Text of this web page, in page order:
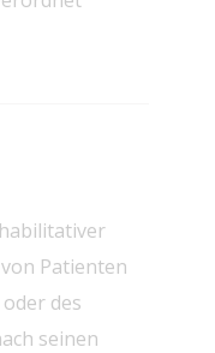
Patienten
des
seinen